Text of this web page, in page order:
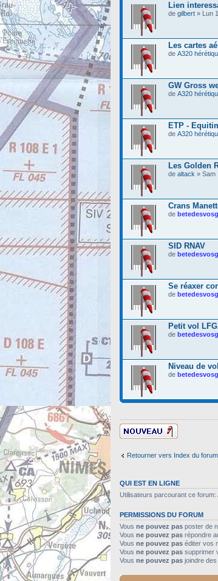
Lien
de gilbert » Lun
Les cartes
de A320
GW Gross
de A320
ETP -
de A320
Les Golden
de altack » Sam
Crans
de
SID RNAV
de
Se réaxer
de
Petit vol
de
Niveau de
de
Ecrire un nouveau
sujet
Retourner vers Index du forum
QUI EST EN LIGNE
Utilisateurs parcourant ce
PERMISSIONS DU FORUM
Vous ne pouvez pas poster de
Vous ne pouvez pas répondre
Vous ne pouvez pas éditer vos
Vous ne pouvez pas supprimer
Vous ne pouvez pas joindre